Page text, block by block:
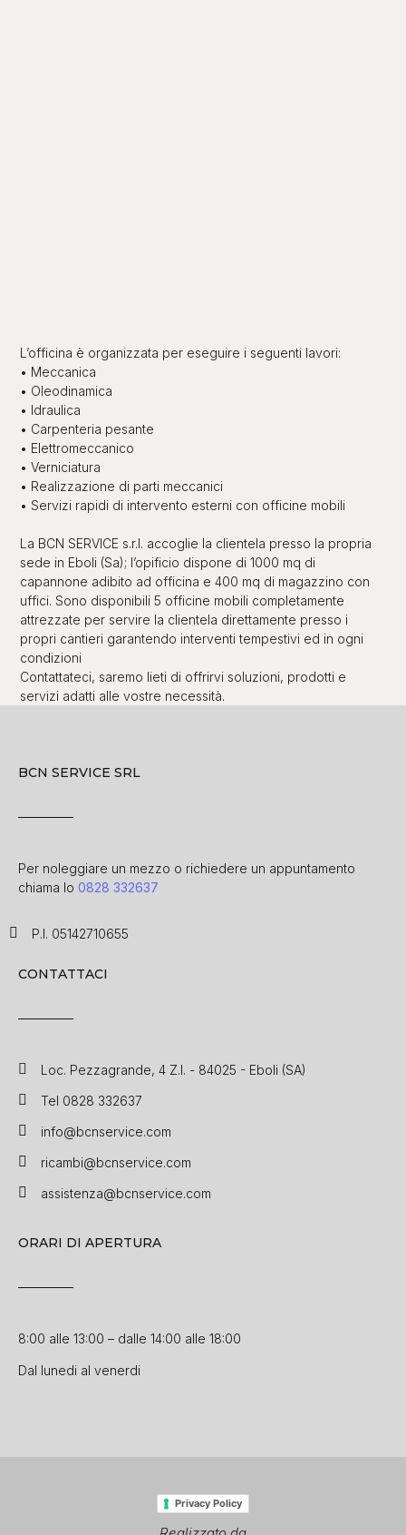
L’officina è organizzata per eseguire i seguenti lavori:
• Meccanica
• Oleodinamica
• Idraulica
• Carpenteria pesante
• Elettromeccanico
• Verniciatura
• Realizzazione di parti meccanici
• Servizi rapidi di intervento esterni con officine mobili
La BCN SERVICE s.r.l. accoglie la clientela presso la propria
sede in Eboli (Sa); l’opificio dispone di 1000 mq di
capannone adibito ad officina e 400 mq di magazzino con
uffici. Sono disponibili 5 officine mobili completamente
attrezzate per servire la clientela direttamente presso i
propri cantieri garantendo interventi tempestivi ed in ogni
condizioni
Contattateci, saremo lieti di offrirvi soluzioni, prodotti e
servizi adatti alle vostre necessità.
BCN SERVICE SRL
Per noleggiare un mezzo o richiedere un appuntamento
chiama lo 0828 332637
P.I. 05142710655
CONTATTACI
Loc. Pezzagrande, 4 Z.I. - 84025 - Eboli (SA)
Tel 0828 332637
info@bcnservice.com
ricambi@bcnservice.com
assistenza@bcnservice.com
ORARI DI APERTURA
8:00 alle 13:00 – dalle 14:00 alle 18:00
Dal lunedi al venerdi
Privacy Policy